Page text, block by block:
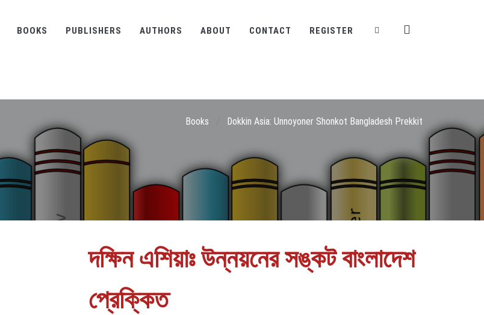
BOOKS PUBLISHERS AUTHORS ABOUT CONTACT REGISTER
Books Dokkin Asia: Unnoyoner Shonkot Bangladesh Prekkit
দক্ষিন এশিয়াঃ উন্নয়নের সঙ্কট বাংলাদেশ
প্রেক্কিত